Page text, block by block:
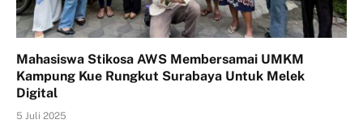
Mahasiswa Stikosa AWS Membersamai UMKM
Kampung Kue Rungkut Surabaya Untuk Melek
Digital
5 Juli 2025